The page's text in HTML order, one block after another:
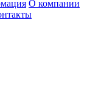
О компании